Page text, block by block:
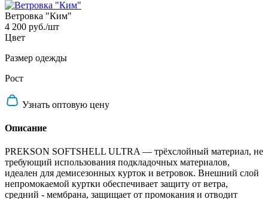
Ветровка "Ким"
4 200 руб./шт
Цвет
Размер одежды
Рост
Узнать оптовую цену
Описание
PREKSON SOFTSHELL ULTRA — трёхслойный материал, не
требующий использования подкладочных материалов,
идеален для демисезонных курток и ветровок. Внешний слой
непромокаемой куртки обеспечивает защиту от ветра,
средний - мембрана, защищает от промокания и отводит